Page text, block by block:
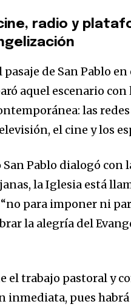
radio y
de San Pablo
aquel escenario
las
el cine y los
San Pablo dialogó
la Iglesia está
para imponer ni
la alegría del
el trabajo pastoral y
inmediata, pues